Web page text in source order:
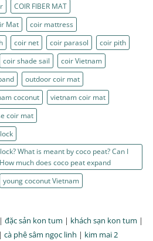
COIR FIBER MAT
Mat
coir mattress
coir net coir parasol
coir pith
coir shade sail
coir Vietnam
outdoor coir mat
coconut
vietnam coir mat
coir mat
What is meant by coco peat? Can I
much does coco peat expand
young coconut Vietnam
| đặc sản kon tum | khách sạn kon tum |
| cà phê sâm ngọc linh | kim mai 2